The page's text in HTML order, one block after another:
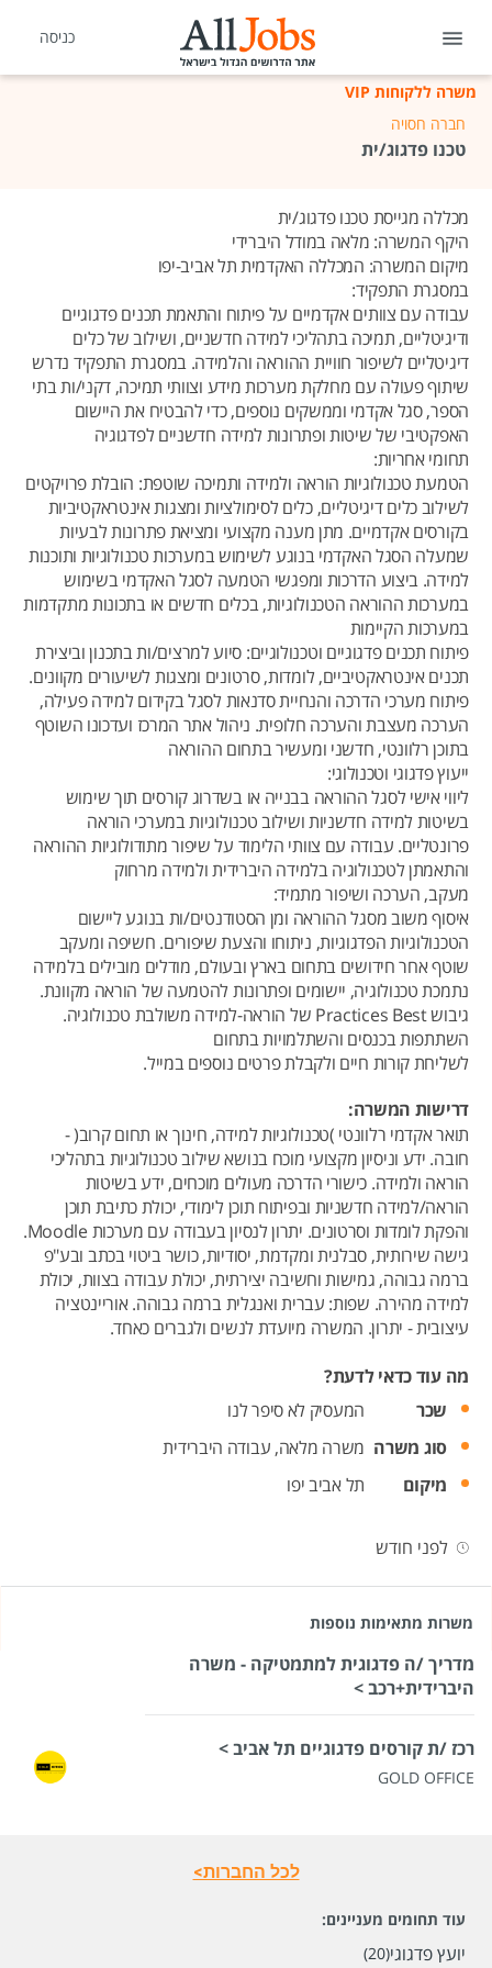
כניסה
משרה ללקוחות VIP
חברה חסויה
טכנו פדגוג/ית
מכללה מגייסת טכנו פדגוג/ית
היקף המשרה: מלאה במודל היברידי
מיקום המשרה: המכללה האקדמית תל אביב-יפו
במסגרת התפקיד:
עבודה עם צוותים אקדמיים על פיתוח והתאמת תכנים פדגוגיים
ודיגיטליים, תמיכה בתהליכי למידה חדשניים, ושילוב של כלים
דיגיטליים לשיפור חוויית ההוראה והלמידה. במסגרת התפקיד נדרש
שיתוף פעולה עם מחלקת מערכות מידע וצוותי תמיכה, דקני/ות בתי
הספר, סגל אקדמי וממשקים נוספים, כדי להבטיח את היישום
האפקטיבי של שיטות ופתרונות למידה חדשניים לפדגוגיה
תחומי אחריות:
הטמעת טכנולוגיות הוראה ולמידה ותמיכה שוטפת: הובלת פרויקטים
לשילוב כלים דיגיטליים, כלים לסימולציות ומצגות אינטראקטיביות
בקורסים אקדמיים. מתן מענה מקצועי ומציאת פתרונות לבעיות
שמעלה הסגל האקדמי בנוגע לשימוש במערכות טכנולוגיות ותוכנות
למידה. ביצוע הדרכות ומפגשי הטמעה לסגל האקדמי בשימוש
במערכות ההוראה הטכנולוגיות, בכלים חדשים או בתכונות מתקדמות
במערכות הקיימות
פיתוח תכנים פדגוגיים וטכנולוגיים: סיוע למרצים/ות בתכנון וביצירת
תכנים אינטראקטיביים, לומדות, סרטונים ומצגות לשיעורים מקוונים.
פיתוח מערכי הדרכה והנחיית סדנאות לסגל בקידום למידה פעילה,
הערכה מעצבת והערכה חלופית. ניהול אתר המרכז ועדכונו השוטף
בתוכן רלוונטי, חדשני ומעשיר בתחום ההוראה
ייעוץ פדגוגי וטכנולוגי:
ליווי אישי לסגל ההוראה בבנייה או בשדרוג קורסים תוך שימוש
בשיטות למידה חדשניות ושילוב טכנולוגיות במערכי הוראה
פרונטליים. עבודה עם צוותי הלימוד על שיפור מתודולוגיות ההוראה
והתאמתן לטכנולוגיה בלמידה היברידית ולמידה מרחוק
מעקב, הערכה ושיפור מתמיד:
איסוף משוב מסגל ההוראה ומן הסטודנטים/ות בנוגע ליישום
הטכנולוגיות הפדגוגיות, ניתוחו והצעת שיפורים. חשיפה ומעקב
שוטף אחר חידושים בתחום בארץ ובעולם, מודלים מובילים בלמידה
נתמכת טכנולוגיה, יישומים ופתרונות להטמעה של הוראה מקוונת.
גיבוש Practices Best של הוראה-למידה משולבת טכנולוגיה.
השתתפות בכנסים והשתלמויות בתחום
לשליחת קורות חיים ולקבלת פרטים נוספים במייל.
דרישות המשרה:
תואר אקדמי רלוונטי )טכנולוגיות למידה, חינוך או תחום קרוב( -
חובה. ידע וניסיון מקצועי מוכח בנושא שילוב טכנולוגיות בתהליכי
הוראה ולמידה. כישורי הדרכה מעולים מוכחים, ידע בשיטות
הוראה/למידה חדשניות ובפיתוח תוכן לימודי, יכולת כתיבת תוכן
והפקת לומדות וסרטונים. יתרון לנסיון בעבודה עם מערכות Moodle.
גישה שירותית, סבלנית ומקדמת, יסודיות, כושר ביטוי בכתב ובע"פ
ברמה גבוהה, גמישות וחשיבה יצירתית, יכולת עבודה בצוות, יכולת
למידה מהירה. שפות: עברית ואנגלית ברמה גבוהה. אוריינטציה
עיצובית - יתרון. המשרה מיועדת לנשים ולגברים כאחד.
מה עוד כדאי לדעת?
שכר
המעסיק לא סיפר לנו
סוג משרה משרה מלאה, עבודה היברידית
מיקום
תל אביב יפו
לפני חודש
משרות מתאימות נוספות
מדריך /ה פדגוגית למתמטיקה - משרה
היברידית+רכב >
רכז /ת קורסים פדגוגיים תל אביב >
GOLD OFFICE
לכל החברות>
עוד תחומים מעניינים:
יועץ פדגוגי(20)